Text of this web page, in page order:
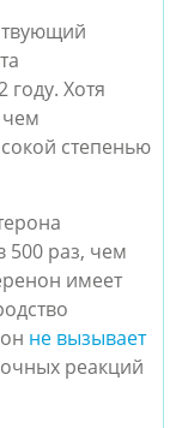
году. Хотя
степенью
500 раз, чем
имеет
не вызывает
реакций